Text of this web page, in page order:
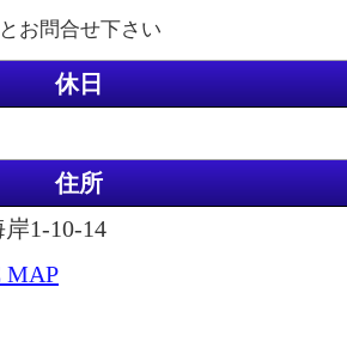
お問合せ下さい
休日
住所
1-10-14
MAP